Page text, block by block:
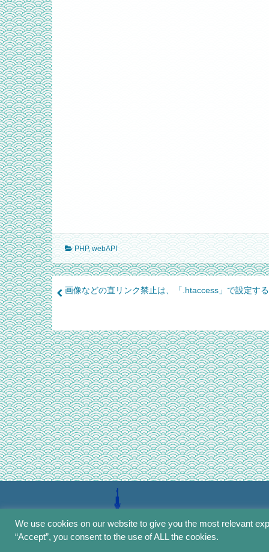
PHP,webAPI
Post
画像などの直リンク禁止は、「.htaccess」で設定する
We use cookies on our website to give you the most relevant
“Accept”, you consent to the use of ALL the cookies.